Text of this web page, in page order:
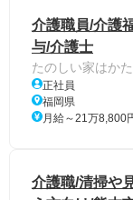
介護職員/介護
与/介護士
たのしい家はかた
正社員
福岡県
月給～21万8,800
介護職/清掃や